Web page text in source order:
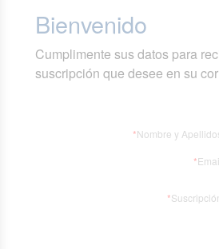
Bienvenido
Cumplimente sus datos para
suscripción que desee en su
*Nombre y
*
*